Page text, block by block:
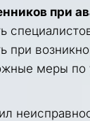
при
при
меры по